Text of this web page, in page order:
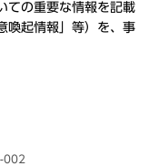
ての重要な情報を記載
喚起情報」等）を、事
002